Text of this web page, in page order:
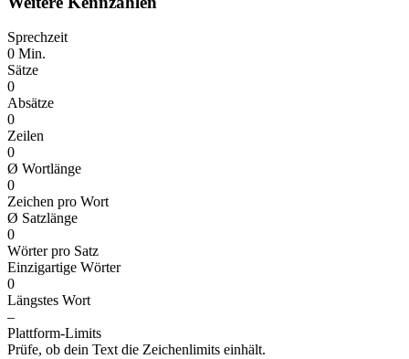
Sprechzeit
0 Min.
Sätze
0
Absätze
0
Zeilen
0
Ø Wortlänge
0
Zeichen pro Wort
Ø Satzlänge
0
Wörter pro Satz
Einzigartige Wörter
0
Längstes Wort
–
Plattform-Limits
Prüfe, ob dein Text die Zeichenlimits einhält.